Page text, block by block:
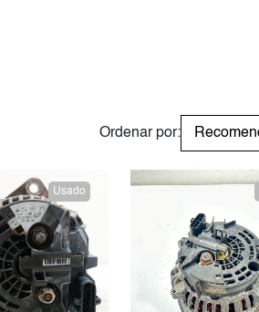
Ordenar por:
Usado